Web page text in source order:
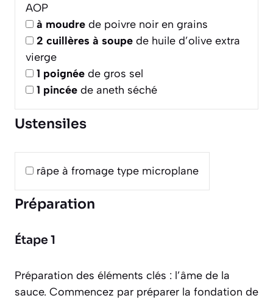
AOP
à moudre de poivre noir en grains
2 cuillères à soupe de huile d’olive extra
vierge
1 poignée de gros sel
1 pincée de aneth séché
Ustensiles
râpe à fromage type microplane
Préparation
Étape 1
Préparation des éléments clés : l’âme de la
sauce. Commencez par préparer la fondation de